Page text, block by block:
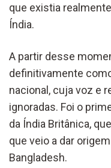
que existia
Índia.
A partir desse
definitivamente
nacional, cuja voz e
ignoradas. Foi o
da Índia Britânica,
que veio a dar
Bangladesh.